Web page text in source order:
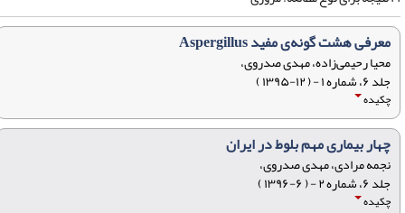
معرفی هشت گونه‌ی مفید Aspergillus
محیا رحیمی‌زاده، مهدی صدروی،
جلد ۶، شماره ۱ - ( ۱۲-۱۳۹۵ )
چکیده
چهار بیماری مهم بلوط در ایران
نجمه مرادی، مهدی صدروی،
جلد ۶، شماره ۲ - ( ۶-۱۳۹۶ )
چکیده